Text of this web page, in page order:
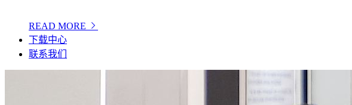
READ MORE
下载中心
联系我们